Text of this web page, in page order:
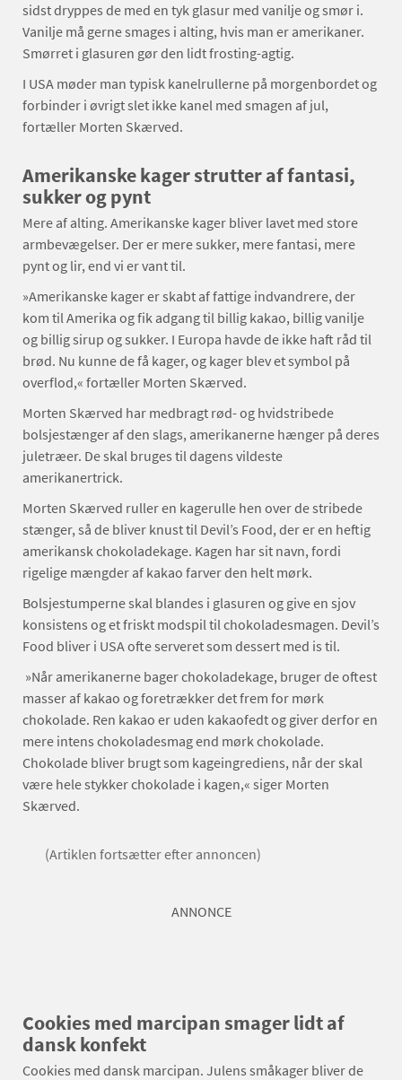
sidst dryppes de med en tyk glasur med vanilje og smør i.
Vanilje må gerne smages i alting, hvis man er amerikaner.
Smørret i glasuren gør den lidt frosting-agtig.
I USA møder man typisk kanelrullerne på morgenbordet og
forbinder i øvrigt slet ikke kanel med smagen af jul,
fortæller Morten Skærved.
Amerikanske kager strutter af fantasi,
sukker og pynt
Mere af alting. Amerikanske kager bliver lavet med store
armbevægelser. Der er mere sukker, mere fantasi, mere
pynt og lir, end vi er vant til.
»Amerikanske kager er skabt af fattige indvandrere, der
kom til Amerika og fik adgang til billig kakao, billig vanilje
og billig sirup og sukker. I Europa havde de ikke haft råd til
brød. Nu kunne de få kager, og kager blev et symbol på
overflod,« fortæller Morten Skærved.
Morten Skærved har medbragt rød- og hvidstribede
bolsjestænger af den slags, amerikanerne hænger på deres
juletræer. De skal bruges til dagens vildeste
amerikanertrick.
Morten Skærved ruller en kagerulle hen over de stribede
stænger, så de bliver knust til Devil’s Food, der er en heftig
amerikansk chokoladekage. Kagen har sit navn, fordi
rigelige mængder af kakao farver den helt mørk.
Bolsjestumperne skal blandes i glasuren og give en sjov
konsistens og et friskt modspil til chokoladesmagen. Devil’s
Food bliver i USA ofte serveret som dessert med is til.
»Når amerikanerne bager chokoladekage, bruger de oftest
masser af kakao og foretrækker det frem for mørk
chokolade. Ren kakao er uden kakaofedt og giver derfor en
mere intens chokoladesmag end mørk chokolade.
Chokolade bliver brugt som kageingrediens, når der skal
være hele stykker chokolade i kagen,« siger Morten
Skærved.
(Artiklen fortsætter efter annoncen)
ANNONCE
Cookies med marcipan smager lidt af
dansk konfekt
Cookies med dansk marcipan. Julens småkager bliver de